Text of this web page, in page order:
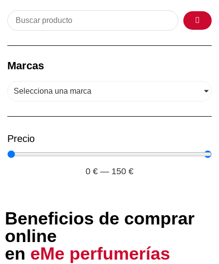
Marcas
Selecciona una marca
Precio
0 € — 150 €
Beneficios de comprar
online
en eMe perfumerías